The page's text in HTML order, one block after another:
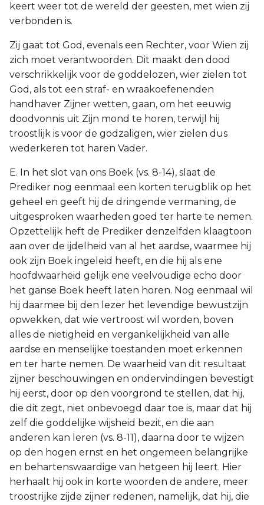
keert weer tot de wereld der geesten, met wien zij
verbonden is.
Zij gaat tot God, evenals een Rechter, voor Wien zij
zich moet verantwoorden. Dit maakt den dood
verschrikkelijk voor de goddelozen, wier zielen tot
God, als tot een straf- en wraakoefenenden
handhaver Zijner wetten, gaan, om het eeuwig
doodvonnis uit Zijn mond te horen, terwijl hij
troostlijk is voor de godzaligen, wier zielen dus
wederkeren tot haren Vader.
E. In het slot van ons Boek (vs. 8-14), slaat de
Prediker nog eenmaal een korten terugblik op het
geheel en geeft hij de dringende vermaning, de
uitgesproken waarheden goed ter harte te nemen.
Opzettelijk heft de Prediker denzelfden klaagtoon
aan over de ijdelheid van al het aardse, waarmee hij
ook zijn Boek ingeleid heeft, en die hij als ene
hoofdwaarheid gelijk ene veelvoudige echo door
het ganse Boek heeft laten horen. Nog eenmaal wil
hij daarmee bij den lezer het levendige bewustzijn
opwekken, dat wie vertroost wil worden, boven
alles de nietigheid en vergankelijkheid van alle
aardse en menselijke toestanden moet erkennen
en ter harte nemen. De waarheid van dit resultaat
zijner beschouwingen en ondervindingen bevestigt
hij eerst, door op den voorgrond te stellen, dat hij,
die dit zegt, niet onbevoegd daar toe is, maar dat hij
zelf die goddelijke wijsheid bezit, en die aan
anderen kan leren (vs. 8-11), daarna door te wijzen
op den hogen ernst en het ongemeen belangrijke
en behartenswaardige van hetgeen hij leert. Hier
herhaalt hij ook in korte woorden de andere, meer
troostrijke zijde zijner redenen, namelijk, dat hij, die